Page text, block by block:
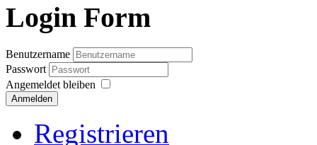
Login Form
Benutzername
Passwort
Angemeldet bleiben
Anmelden
Registrieren